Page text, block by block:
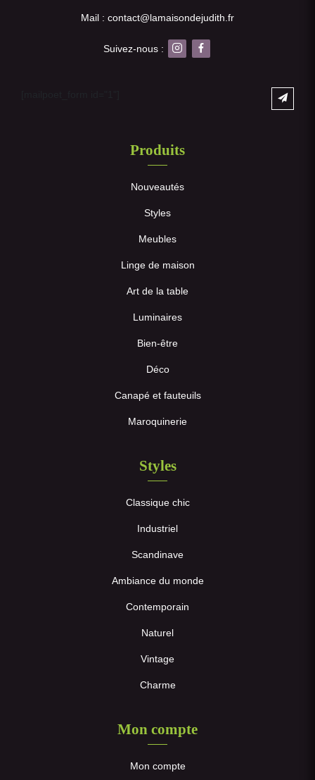
Mail : contact@lamaisondejudith.fr
Suivez-nous :
Produits
Nouveautés
Styles
Meubles
Linge de maison
Art de la table
Luminaires
Bien-être
Déco
Canapé et fauteuils
Maroquinerie
Styles
Classique chic
Industriel
Scandinave
Ambiance du monde
Contemporain
Naturel
Vintage
Charme
Mon compte
Mon compte